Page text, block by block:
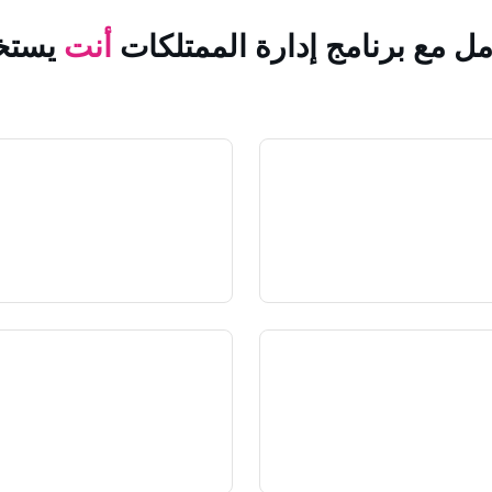
مع برنامج إدارة الممتلكات أنت